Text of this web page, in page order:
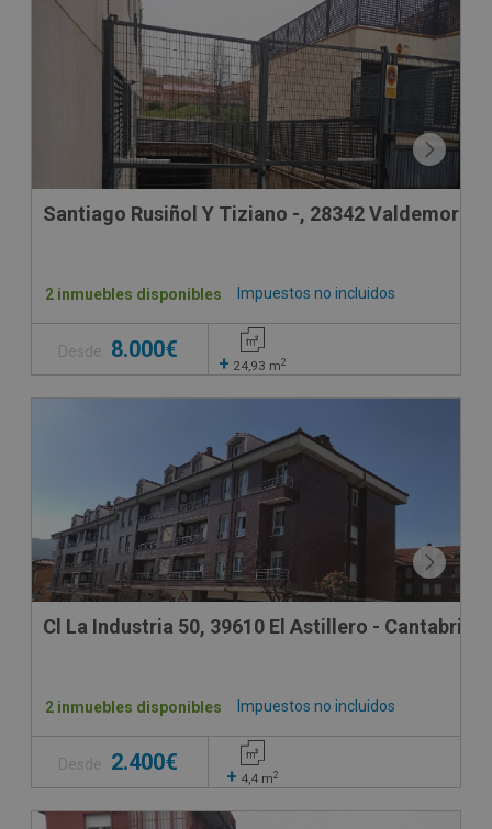
Santiago Rusiñol Y Tiziano -, 28342 Valdemoro -
Impuestos no incluidos
2 inmuebles disponibles
Desde 8.000€
+ 24,93 m2
Cl La Industria 50, 39610 El Astillero - Cantabria
Impuestos no incluidos
2 inmuebles disponibles
Desde 2.400€
+ 4,4 m2